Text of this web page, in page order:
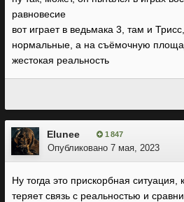
равновесие
вот играет в ведьмака 3, там и
нормальные, а на съёмочную
жестокая реальность
Elunee 1 847
Опубликовано 7 мая, 2023
Ну тогда это прискорбная ситуация,
теряет связь с реальностью и